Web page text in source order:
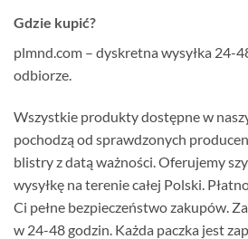
Gdzie kupić?
plmnd.com – dyskretna wysyłka 24-
odbiorze.
Wszystkie produkty dostępne w
pochodzą od sprawdzonych
blistry z datą ważności. Oferujemy
wysyłkę na terenie całej Polski.
Ci pełne bezpieczeństwo zakupów.
w 24-48 godzin. Każda paczka jest